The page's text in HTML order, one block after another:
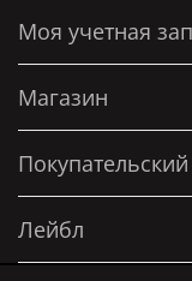
Моя учетная
Магазин
Лейбл